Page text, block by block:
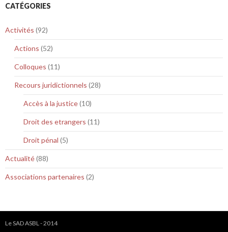
CATÉGORIES
Activités (92)
Actions (52)
Colloques (11)
Recours juridictionnels (28)
Accès à la justice(10)
Droit des etrangers (11)
Droit pénal (5)
Actualité(88)
Associations partenaires (2)
Le SAD ASBL - 2014